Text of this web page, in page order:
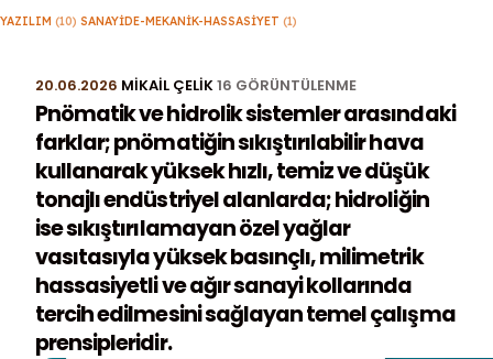
YAZILIM (10) SANAYIDE-MEKANIK-HASSASIYET (1)
20.06.2026 MIKAIL ÇELIK16 GÖRÜNTÜLENME
Pnömatik ve hidrolik sistemler arasındaki
farklar; pnömatiğin sıkıştırılabilir hava
kullanarak yüksek hızlı, temiz ve düşük
tonajlı endüstriyel alanlarda; hidroliğin
ise sıkıştırılamayan özel yağlar
vasıtasıyla yüksek basınçlı, milimetrik
hassasiyetli ve ağır sanayi kollarında
tercih edilmesini sağlayan temel çalışma
prensipleridir.